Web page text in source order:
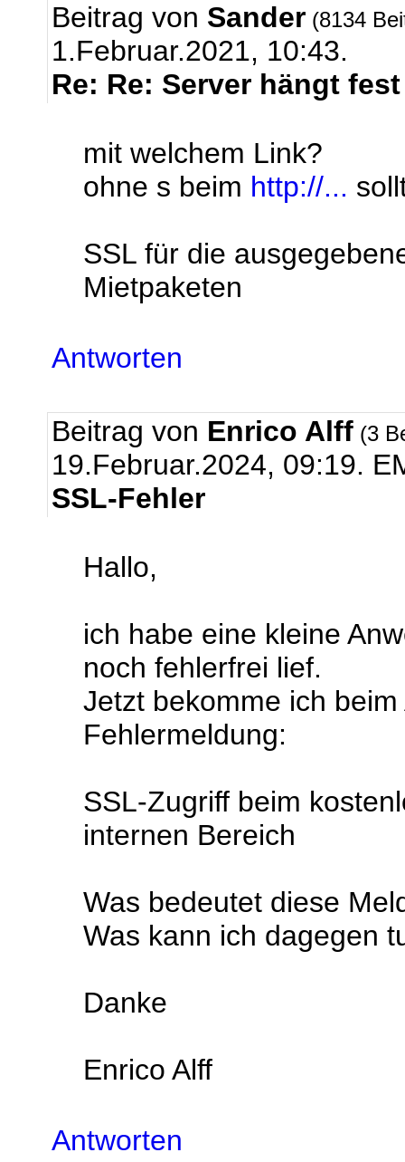
Beitrag von Sander (8134
1.Februar.2021, 10:43.
Re: Re: Server hängt fest
mit welchem Link?
ohne s beim http://...
SSL für die
Mietpaketen
Antworten
Beitrag von Enrico Alff (3
19.Februar.2024, 09:19.
SSL-Fehler
Hallo,
ich habe eine kleine
noch fehlerfrei lief.
Jetzt bekomme ich
Fehlermeldung:
SSL-Zugriff beim
internen Bereich
Was bedeutet diese
Was kann ich dagegen
Danke
Enrico Alff
Antworten